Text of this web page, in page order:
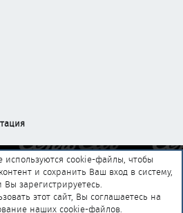
правила
Помощь Главная
R
используются cookie-файлы, чтобы
и сохранить Ваш вход в систему,
Вы зарегистрируетесь.
этот сайт, Вы соглашаетесь на
наших cookie-файлов.